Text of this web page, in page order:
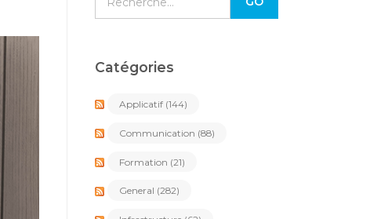
Catégories
Applicatif (144)
Communication (88)
Formation (21)
General (282)